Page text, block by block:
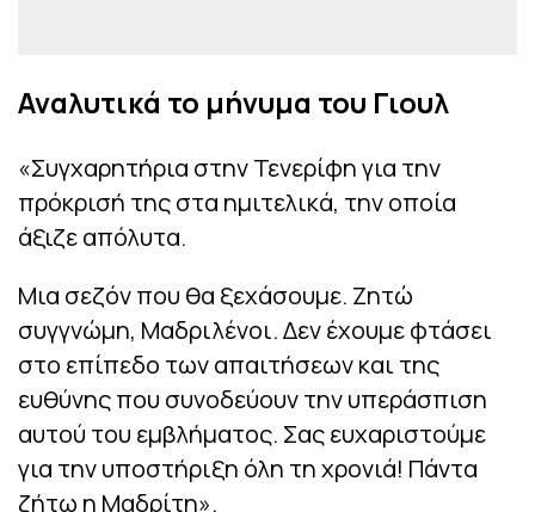
Αναλυτικά το μήνυμα του Γιουλ
«Συγχαρητήρια στην Τενερίφη για την
πρόκρισή της στα ημιτελικά, την οποία
άξιζε απόλυτα.
Μια σεζόν που θα ξεχάσουμε. Ζητώ
συγγνώμη, Μαδριλένοι. Δεν έχουμε φτάσει
στο επίπεδο των απαιτήσεων και της
ευθύνης που συνοδεύουν την υπεράσπιση
αυτού του εμβλήματος. Σας ευχαριστούμε
για την υποστήριξη όλη τη χρονιά! Πάντα
ζήτω η Μαδρίτη».